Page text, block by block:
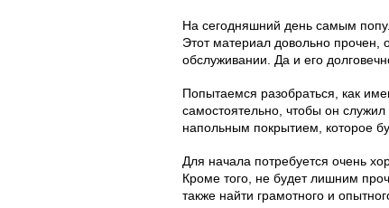
На сегодняшний день самым
Этот материал довольно прочен,
обслуживании. Да и его
Попытаемся разобраться, как
самостоятельно, чтобы он
напольным покрытием, которое
Для начала потребуется очень
Кроме того, не будет лишним
также найти грамотного и